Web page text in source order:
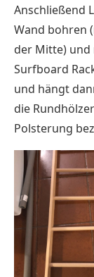
Anschließend
Wand bohren
der Mitte) und
Surfboard
und hängt
die
Polsterung